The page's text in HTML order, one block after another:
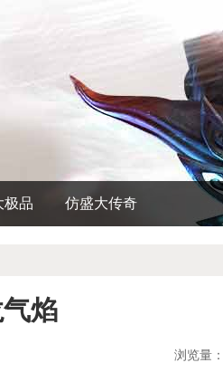
极品 仿盛大传奇
焰
浏览量：